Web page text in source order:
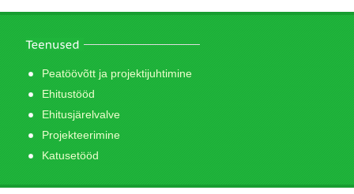
Peatöövõtt ja projektijuhtimine
Ehitustööd
Ehitusjärelvalve
Projekteerimine
Katusetööd